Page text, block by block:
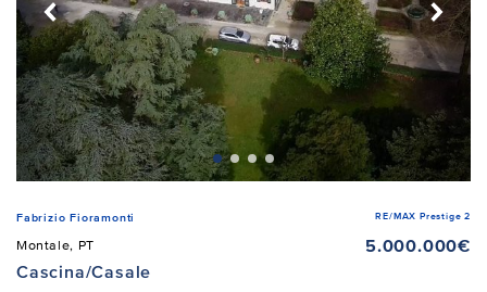
Fabrizio Fioramonti RE/MAX Prestige 2
Montale, PT
5.000.000€
Cascina/Casale